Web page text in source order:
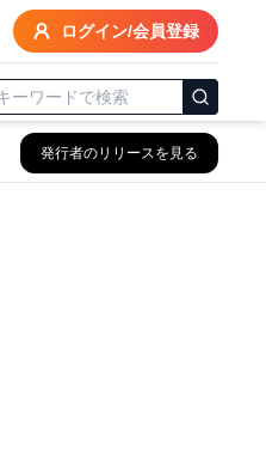
ログイン/会員登録
発行者のリリースを見る